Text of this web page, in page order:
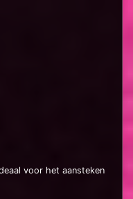
voor het aansteken